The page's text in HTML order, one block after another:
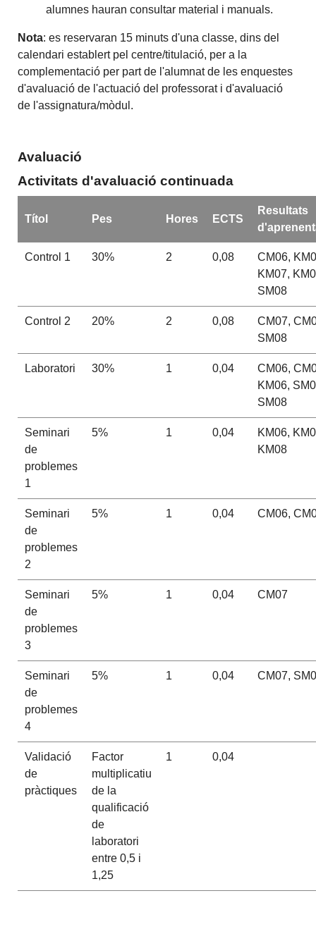
alumnes hauran consultar material i manuals.
Nota: es reservaran 15 minuts d'una classe, dins del
calendari establert pel centre/titulació, per a la
complementació per part de l'alumnat de les enquestes
d'avaluació de l'actuació del professorat i d'avaluació
de l'assignatura/mòdul.
Avaluació
Activitats d'avaluació continuada
Títol Pes Hores ECTS
Resultats
Control 1 30% 2 0,08
CM06,
KM07,
SM08
Control 2 20% 2 0,08
CM07,
SM08
Laboratori 30% 1 0,04
CM06,
KM06,
SM08
Seminari
de
problemes
1
5% 1 0,04
KM06,
KM08
Seminari
de
problemes
2
5% 1 0,04 CM06,
Seminari
de
problemes
3
5% 1 0,04 CM07
Seminari
de
problemes
4
5% 1 0,04 CM07,
Validació
de
pràctiques
Factor
multiplicatiu
de la
qualificació
de
laboratori
entre 0,5 i
1,25
1 0,04